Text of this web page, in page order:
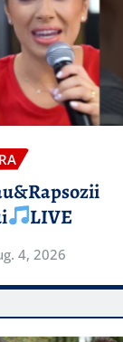
LIVE
4, 2026